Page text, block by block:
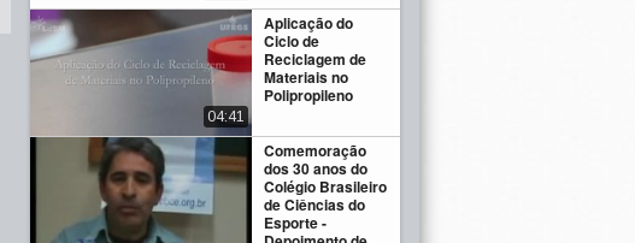
Aplicação do
Ciclo de
Reciclagem de
Materiais no
Polipropileno
04:41
Comemoração
dos 30 anos do
Colégio Brasileiro
de Ciências do
Esporte -